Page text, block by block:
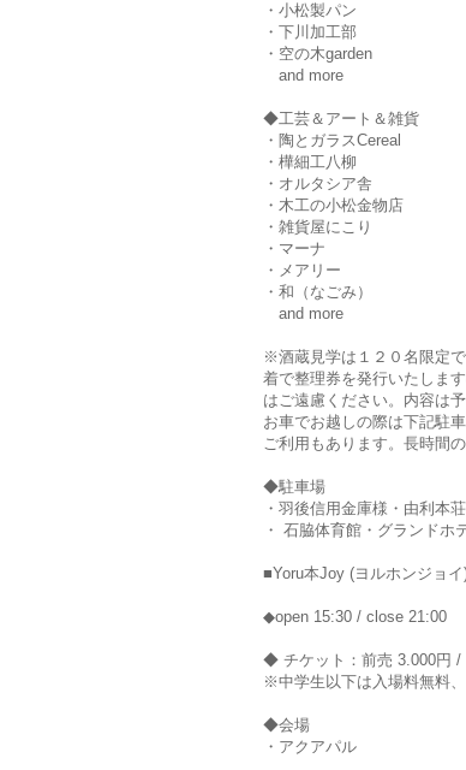
・小松製パン
・下川加工部
・空の木garden
and more
◆工芸＆アート＆雑貨
・陶とガラスCereal
・樺細工八柳
・オルタシア舎
・木工の小松金物店
・雑貨屋にこり
・マーナ
・メアリー
・和（なごみ）
and more
※酒蔵見学は１２０名限定
着で整理券を発行いたしま
はご遠慮ください。内容は
お車でお越しの際は下記駐
ご利用もあります。長時間
◆駐車場
・羽後信用金庫様・由利本
・ 石脇体育館・グランドホ
■Yoru本Joy (ヨルホンジョイ
◆open 15:30 / close 21:00
◆ チケット：前売 3.000円 /
※中学生以下は入場料無料
◆会場
・アクアパル